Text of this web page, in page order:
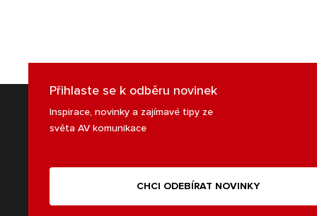
Přihlaste se k odběru novinek
Inspirace, novinky a zajímavé tipy ze
světa AV komunikace
CHCI ODEBÍRAT NOVINKY